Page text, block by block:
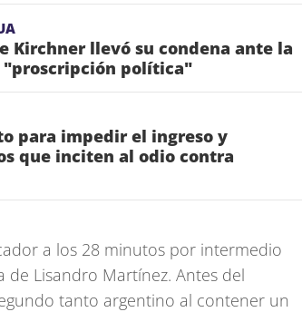
Kirchner llevó su condena ante la
"proscripción política"
para impedir el ingreso y
que inciten al odio contra
a los 28 minutos por intermedio
de Lisandro Martínez. Antes del
tanto argentino al contener un